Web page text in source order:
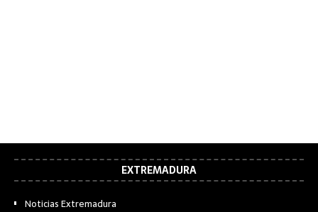
EXTREMADURA
Noticias Extremadura